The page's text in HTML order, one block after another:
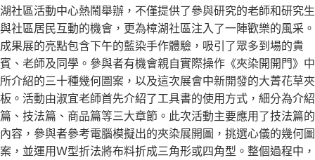
湖社區活動中心熱鬧舉辦，不僅提供了參與研究的老師和研究生
與社區居民互動的機會，更為樟湖社區注入了一陣歡樂的風采。
成果展的亮點包含下午的藍染手作體驗，吸引了眾多到場的貴
賓、老師及同學。參與者有機會親自實際操作《夾染開開門》中
所介紹的三十種幾何圖案，以及這次展會中新開發的大菁花草夾
板。活動由淑宜老師首先介紹了工具書的使用方式，細分為介紹
篇、技法篇、商品篇等三大章節。此次活動主要應用了技法篇的
內容，參與者參考電腦模擬出的夾染展開圖，挑選心儀的幾何圖
案，並運用Ｗ型折法將布料折成三角形或四角型。整個過程中，